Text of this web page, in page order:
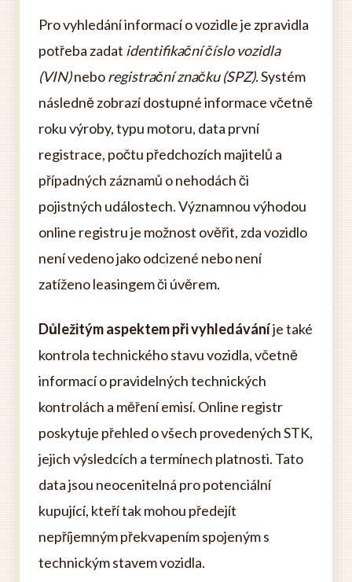
Pro vyhledání informací o vozidle je zpravidla
potřeba zadat identifikační číslo vozidla
(VIN)neboregistrační značku (SPZ). Systém
následně zobrazí dostupné informace včetně
roku výroby, typu motoru, data první
registrace, počtu předchozích majitelů a
případných záznamů o nehodách či
pojistných událostech. Významnou výhodou
online registru je možnost ověřit, zda vozidlo
není vedeno jako odcizené nebo není
zatíženo leasingem či úvěrem.
Důležitým aspektem při vyhledáváníje také
kontrola technického stavu vozidla, včetně
informací o pravidelných technických
kontrolách a měření emisí. Online registr
poskytuje přehled o všech provedených STK,
jejich výsledcích a termínech platnosti. Tato
data jsou neocenitelná pro potenciální
kupující, kteří tak mohou předejít
nepříjemným překvapením spojeným s
technickým stavem vozidla.